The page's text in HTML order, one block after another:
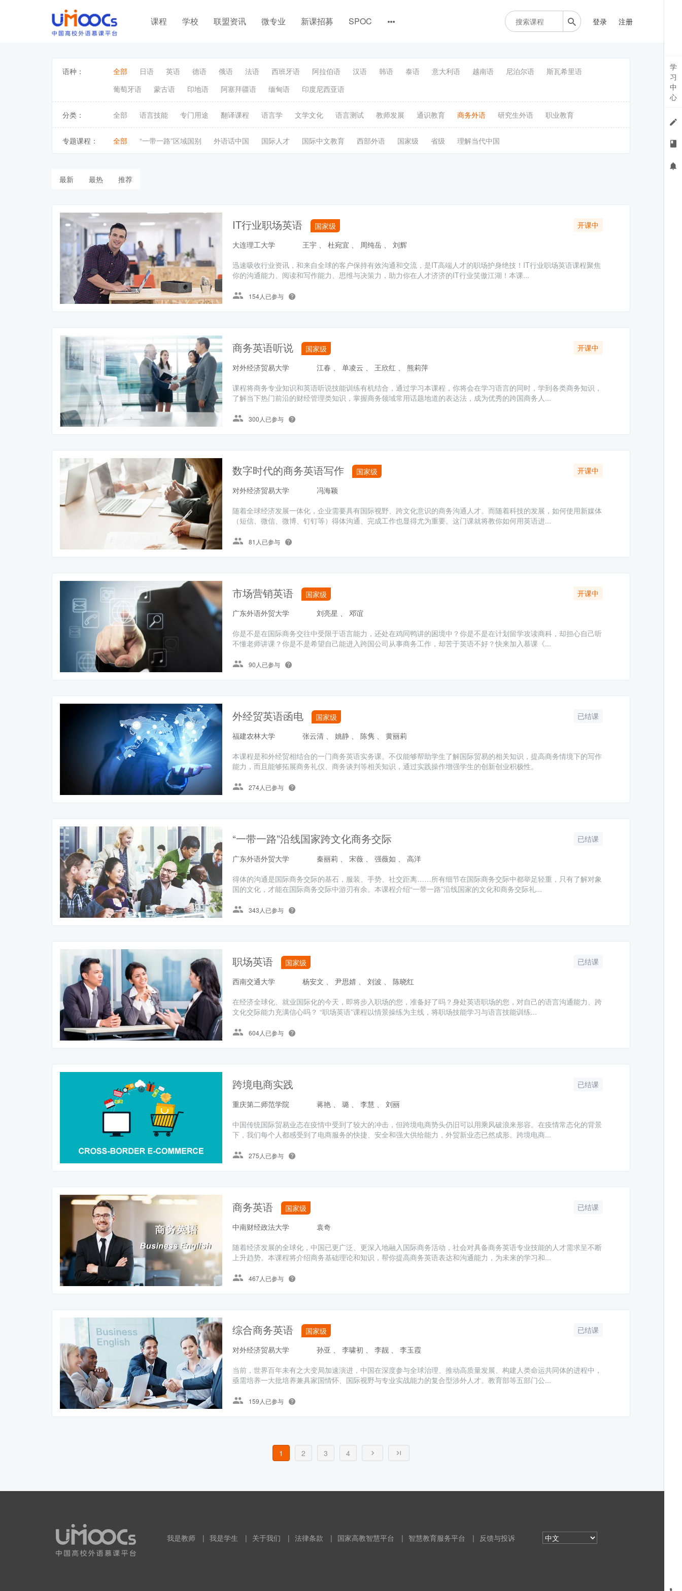
课程 学校 联盟资讯 微专业 新课招募 SPOC 登录 注册
语种： 全部 日语 英语 德语 俄语 法语 西班牙语 阿拉伯语 汉语 韩语 泰语 意大利语 越南语 尼泊尔语
斯瓦希里语
葡萄牙语
蒙古语 印地语 阿塞拜疆语 缅甸语 印度尼西亚语
分类： 全部 语言技能 专门用途 翻译课程 语言学 文学文化 语言测试 教师发展 通识教育 商务外语 研究生外语 职业教育
专题课程： 全部 “一带一路”区域国别 外语话中国 国际人才 国际中文教育 西部外语 国家级 省级 理解当代中国
最新 最热 推荐
IT行业职场英语 国家级
开课中
大连理工大学
王宇 、 杜宛宜 、 周纯岳 、 刘辉
迅速吸收行业资讯，和来自全球的客户保持有效沟通和交流，是IT高端人才的职场护身绝技！IT行业职场英语课程聚焦
你的沟通能力、阅读和写作能力、思维与决策力，助力你在人才济济的IT行业笑傲江湖！本课...
154人已参与
商务英语听说 国家级
开课中
对外经济贸易大学
江春 、 单凌云 、 王欣红 、 熊莉萍
课程将商务专业知识和英语听说技能训练有机结合，通过学习本课程，你将会在学习语言的同时，学到各类商务知识，
了解当下热门前沿的财经管理类知识，掌握商务领域常用话题地道的表达法，成为优秀的跨国商务人...
300人已参与
数字时代的商务英语写作 国家级
开课中
对外经济贸易大学
冯海颖
随着全球经济发展一体化，企业需要具有国际视野、跨文化意识的商务沟通人才。而随着科技的发展，如何使用新媒体
（短信、微信、微博、钉钉等）得体沟通、完成工作也显得尤为重要。这门课就将教你如何用英语进...
81人已参与
市场营销英语 国家级
开课中
广东外语外贸大学
刘亮星 、 邓谊
你是不是在国际商务交往中受限于语言能力，还处在鸡同鸭讲的困境中？你是不是在计划留学攻读商科，却担心自己听
不懂老师讲课？你是不是希望自己能进入跨国公司从事商务工作，却苦于英语不好？快来加入慕课《...
90人已参与
外经贸英语函电 国家级
已结课
福建农林大学
张云清 、 姚静 、 陈隽 、 黄丽莉
本课程是和外经贸相结合的一门商务英语实务课。不仅能够帮助学生了解国际贸易的相关知识，提高商务情境下的写作
能力，而且能够拓展商务礼仪、商务谈判等相关知识，通过实践操作增强学生的创新创业积极性。
274人已参与
“一带一路”沿线国家跨文化商务交际
已结课
广东外语外贸大学
秦丽莉 、 宋薇 、 强薇如 、 高洋
得体的沟通是国际商务交际的基石，服装、手势、社交距离……所有细节在国际商务交际中都举足轻重，只有了解对象
国的文化，才能在国际商务交际中游刃有余。本课程介绍“一带一路”沿线国家的文化和商务交际礼...
343人已参与
职场英语 国家级
已结课
西南交通大学
杨安文 、 尹思婧 、 刘波 、 陈晓红
在经济全球化、就业国际化的今天，即将步入职场的您，准备好了吗？身处英语职场的您，对自己的语言沟通能力、跨
文化交际能力充满信心吗？ “职场英语”课程以情景操练为主线，将职场技能学习与语言技能训练...
604人已参与
跨境电商实践
已结课
重庆第二师范学院
蒋艳 、 璐 、 李慧 、 刘丽
中国传统国际贸易业态在疫情中受到了较大的冲击，但跨境电商势头仍旧可以用乘风破浪来形容。在疫情常态化的背景
下，我们每个人都感受到了电商服务的快捷、安全和强大供给能力，外贸新业态已然成形。跨境电商...
275人已参与
商务英语 国家级
已结课
中南财经政法大学
袁奇
随着经济发展的全球化，中国已更广泛、更深入地融入国际商务活动，社会对具备商务英语专业技能的人才需求呈不断
上升趋势。本课程将介绍商务基础理论和知识，帮你提高商务英语表达和沟通能力，为未来的学习和...
467人已参与
综合商务英语 国家级
已结课
对外经济贸易大学
孙亚 、 李啸初 、 李靓 、 李玉霞
当前，世界百年未有之大变局加速演进，中国在深度参与全球治理、推动高质量发展、构建人类命运共同体的进程中，
亟需培养一大批培养兼具家国情怀、国际视野与专业实战能力的复合型涉外人才。教育部等五部门公...
159人已参与
1 2 3 4
我是教师 | 我是学生 | 关于我们 | 法律条款 | 国家高教智慧平台 | 智慧教育服务平台 | 反馈与投诉
学
习
中
心